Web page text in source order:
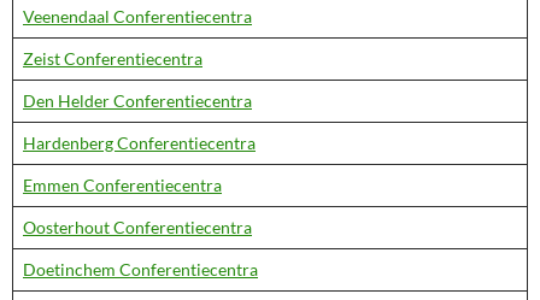
Veenendaal Conferentiecentra
Zeist Conferentiecentra
Den Helder Conferentiecentra
Hardenberg Conferentiecentra
Emmen Conferentiecentra
Oosterhout Conferentiecentra
Doetinchem Conferentiecentra